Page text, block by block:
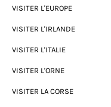
VISITER L'EUROPE
VISITER L'IRLANDE
VISITER L'ITALIE
VISITER L'ORNE
VISITER LA CORSE